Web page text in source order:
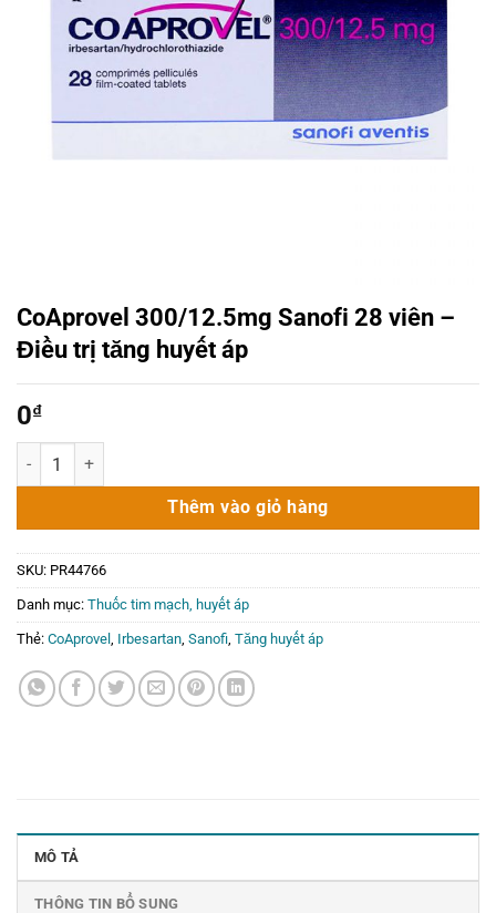
CoAprovel 300/12.5mg Sanofi 28 viên –
Điều trị tăng huyết áp
0₫
CoAprovel 300/12.5mg Sanofi 28 viên - Điều trị tăng huyết áp số
Thêm vào giỏ hàng
SKU: PR44766
Danh mục: Thuốc tim mạch, huyết áp
Thẻ: CoAprovel , Irbesartan, Sanofi, Tăng huyết áp
MÔ TẢ
THÔNG TIN BỔ SUNG